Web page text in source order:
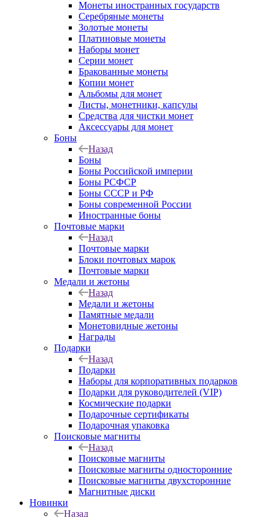
Монеты иностранных государств
Серебряные монеты
Золотые монеты
Платиновые монеты
Наборы монет
Серии монет
Бракованные монеты
Копии монет
Альбомы для монет
Листы, монетники, капсулы
Средства для чистки монет
Аксессуары для монет
Боны
Назад
Боны
Боны Российской империи
Боны РСФСР
Боны СССР и РФ
Боны современной России
Иностранные боны
Почтовые марки
Назад
Почтовые марки
Блоки почтовых марок
Почтовые марки
Медали и жетоны
Назад
Медали и жетоны
Памятные медали
Монетовидные жетоны
Награды
Подарки
Назад
Подарки
Наборы для корпоративных подарков
Подарки для руководителей (VIP)
Космические подарки
Подарочные сертификаты
Подарочная упаковка
Поисковые магниты
Назад
Поисковые магниты
Поисковые магниты односторонние
Поисковые магниты двухсторонние
Магнитные диски
Новинки
Назад